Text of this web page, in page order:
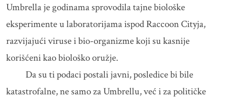
Umbrella je godinama sprovodila tajne biološke
eksperimente u laboratorijama ispod Raccoon Cityja,
razvijajući viruse i bio-organizme koji su kasnije
korišćeni kao biološko oružje.
Da su ti podaci postali javni, posledice bi bile
katastrofalne, ne samo za Umbrellu, već i za političke